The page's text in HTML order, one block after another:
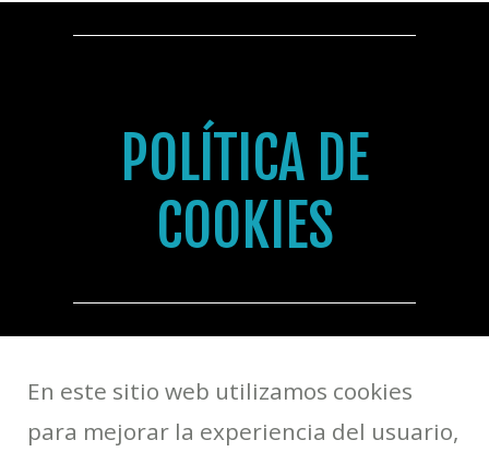
POLÍTICA DE
COOKIES
En este sitio web utilizamos cookies
para mejorar la experiencia del usuario,